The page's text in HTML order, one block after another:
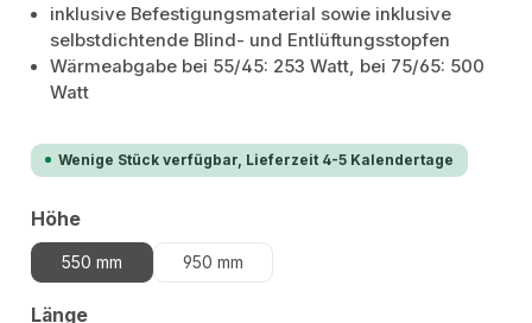
inklusive Befestigungsmaterial sowie inklusive
selbstdichtende Blind- und Entlüftungsstopfen
Wärmeabgabe bei 55/45: 253 Watt, bei 75/65: 500
Watt
Wenige Stück verfügbar, Lieferzeit 4-5 Kalendertage
Höheauswählen
550 mm 950 mm
Längeauswählen